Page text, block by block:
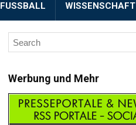
FUSSBALL WISSENSCHAFT
Werbung und Mehr